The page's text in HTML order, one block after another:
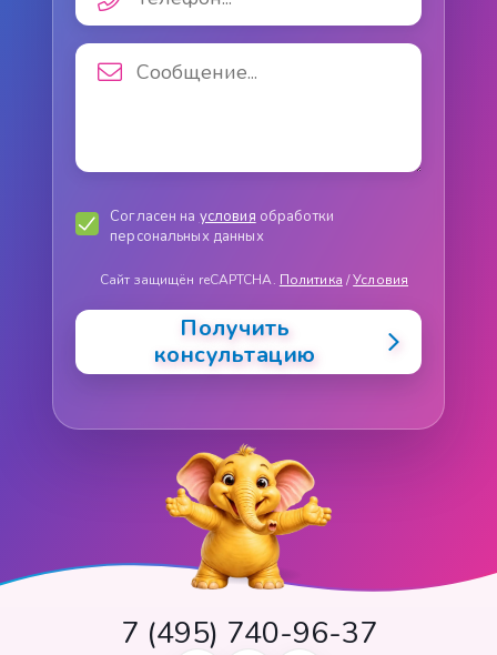
Согласен на условия обработки
персональных данных
Сайт защищён reCAPTCHA. Политика /Условия
Получить
консультацию
7 (495) 740-96-37